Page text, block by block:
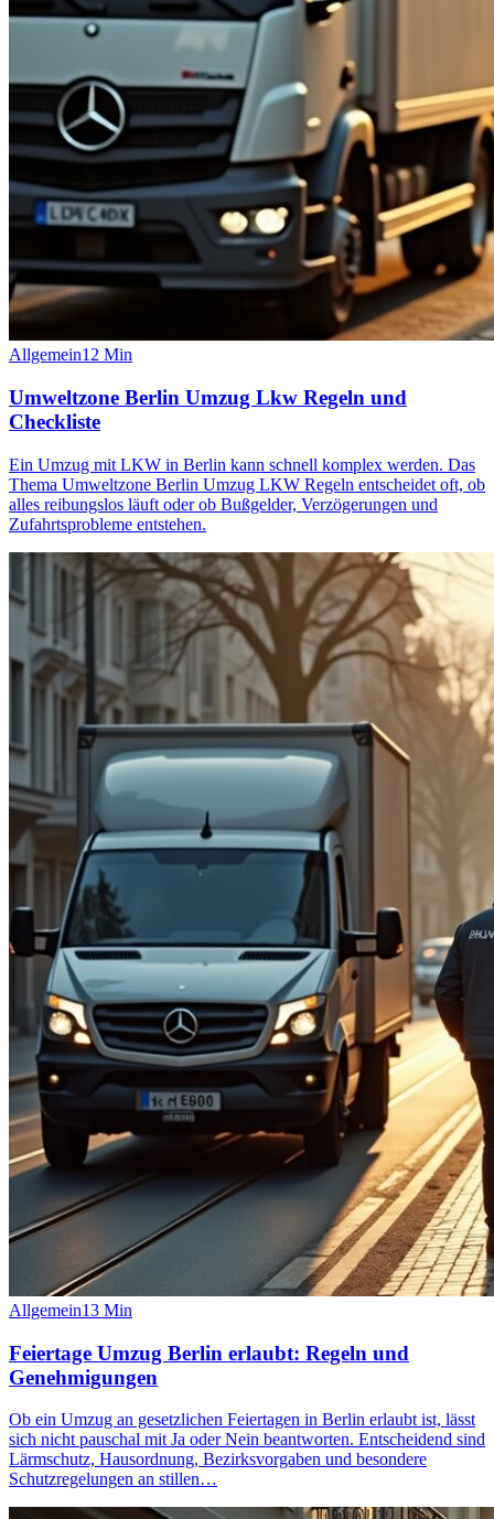
Allgemein12 Min
Umweltzone Berlin Umzug Lkw Regeln und
Checkliste
Ein Umzug mit LKW in Berlin kann schnell komplex werden. Das
Thema Umweltzone Berlin Umzug LKW Regeln entscheidet oft, ob
alles reibungslos läuft oder ob Bußgelder, Verzögerungen und
Zufahrtsprobleme entstehen.
Allgemein13 Min
Feiertage Umzug Berlin erlaubt: Regeln und
Genehmigungen
Ob ein Umzug an gesetzlichen Feiertagen in Berlin erlaubt ist, lässt
sich nicht pauschal mit Ja oder Nein beantworten. Entscheidend sind
Lärmschutz, Hausordnung, Bezirksvorgaben und besondere
Schutzregelungen an stillen…